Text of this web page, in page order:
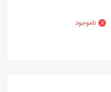
ناموجود